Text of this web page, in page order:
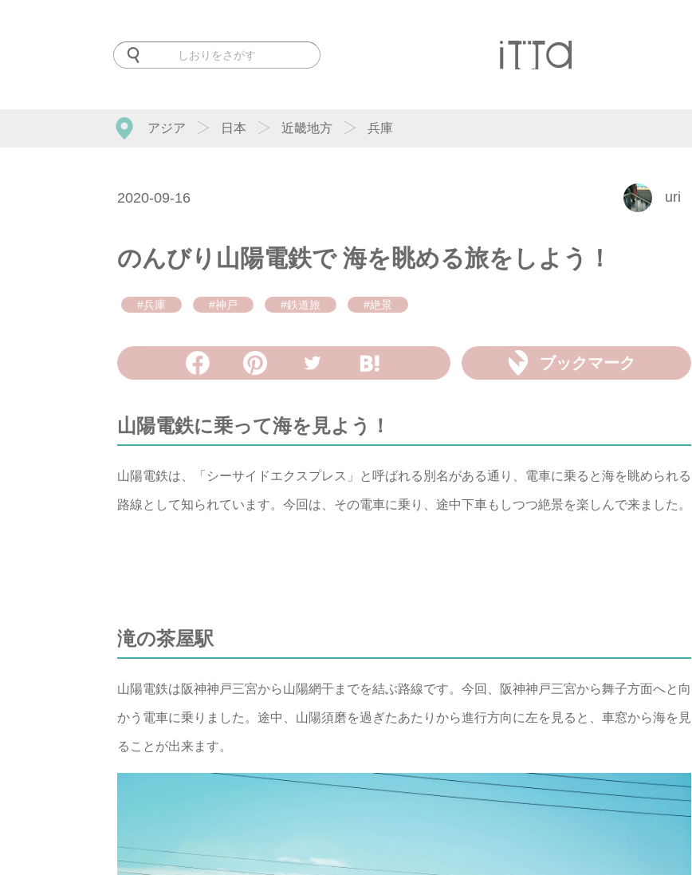
アジア 日本 近畿地方 兵庫
2020-09-16 uri
のんびり山陽電鉄で 海を眺める旅をしよう！
#兵庫 #神戸 #鉄道旅 #絶景
ブックマーク
山陽電鉄に乗って海を見よう！
山陽電鉄は、「シーサイドエクスプレス」と呼ばれる別名がある通り、電車に乗ると海を眺められる
路線として知られています。今回は、その電車に乗り、途中下車もしつつ絶景を楽しんで来ました。
滝の茶屋駅
山陽電鉄は阪神神戸三宮から山陽網干までを結ぶ路線です。今回、阪神神戸三宮から舞子方面へと向
かう電車に乗りました。途中、山陽須磨を過ぎたあたりから進行方向に左を見ると、車窓から海を見
ることが出来ます。